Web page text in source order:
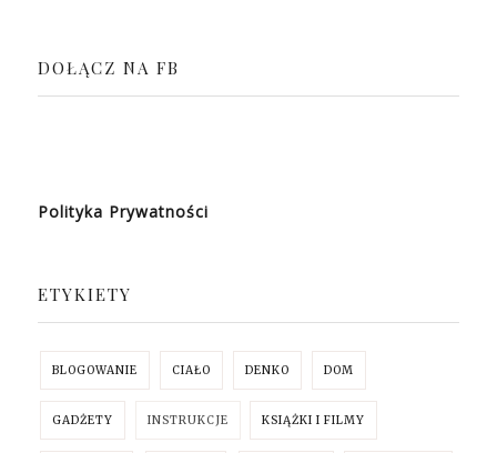
DOŁĄCZ NA FB
Polityka Prywatności
ETYKIETY
BLOGOWANIE CIAŁO DENKO DOM
GADŻETY INSTRUKCJE KSIĄŻKI I FILMY